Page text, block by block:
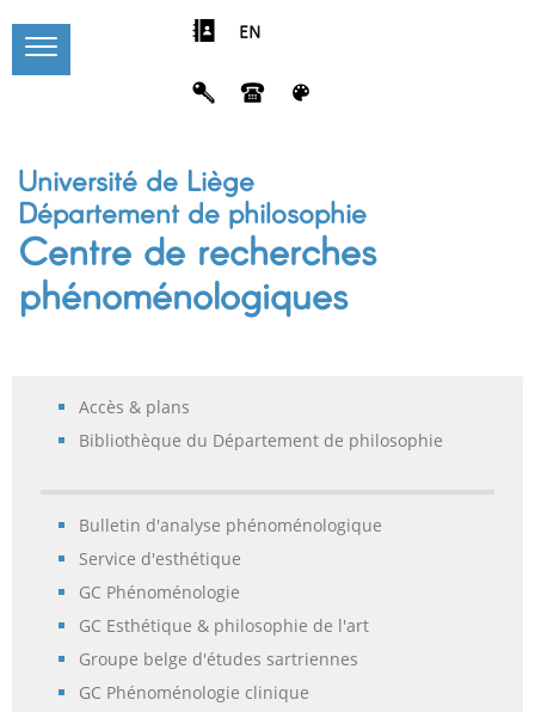
EN
Université de Liège
Département de philosophie
Centre de recherches
phénoménologiques
Accès & plans
Bibliothèque du Département de philosophie
Bulletin d'analyse phénoménologique
Service d'esthétique
GC Phénoménologie
GC Esthétique & philosophie de l'art
Groupe belge d'études sartriennes
GC Phénoménologie clinique